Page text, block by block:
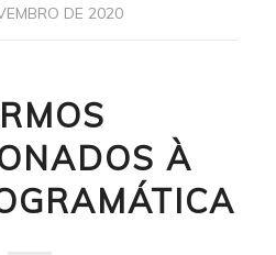
DE 2020
À